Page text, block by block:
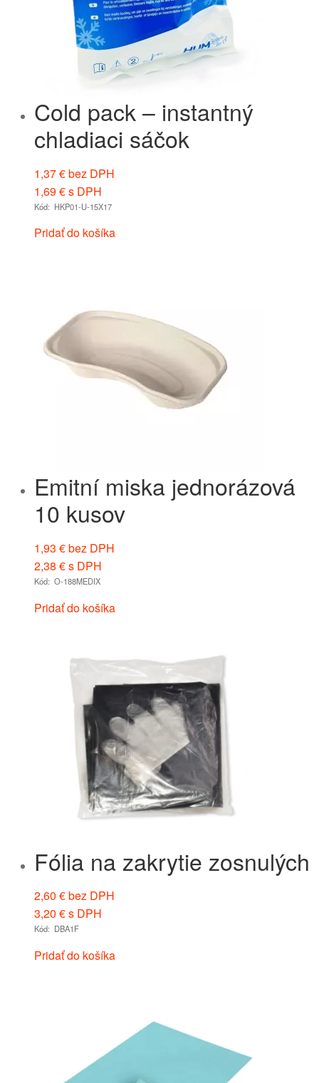
Cold pack – instantný
chladiaci sáčok
1,37€bez DPH
1,69€s DPH
Kód: HKP01-U-15X17
Pridať do košíka
Emitní miska jednorázová
10 kusov
1,93 €bez DPH
2,38 €s DPH
Kód: O-188MEDIX
Pridať do košíka
Fólia na zakrytie zosnulých
2,60 €bez DPH
3,20 €s DPH
Kód: DBA1F
Pridať do košíka